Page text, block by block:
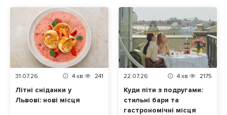
31.07.26 4 хв 241
Літні сніданки у
Львові: нові місця
22.07.26 4 хв 2175
Куди піти з подругами:
стильні бари та
гастрономічні місця